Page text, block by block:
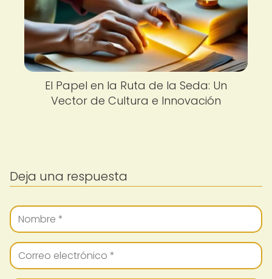
El Papel en la Ruta de la Seda: Un
Vector de Cultura e Innovación
Deja una respuesta